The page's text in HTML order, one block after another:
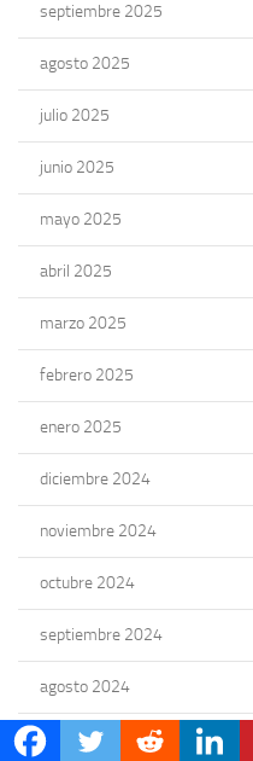
septiembre 2025
agosto 2025
julio 2025
junio 2025
mayo 2025
abril 2025
marzo 2025
febrero 2025
enero 2025
diciembre 2024
noviembre 2024
octubre 2024
septiembre 2024
agosto 2024
julio 2024